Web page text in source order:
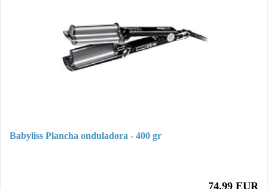
Babyliss Plancha onduladora - 400 gr
74,99 EUR